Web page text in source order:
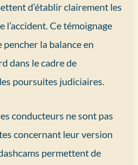
d’établir clairement les
l’accident. Ce témoignage
la balance en
dans le cadre de
poursuites judiciaires.
conducteurs ne sont pas
concernant leur version
permettent de